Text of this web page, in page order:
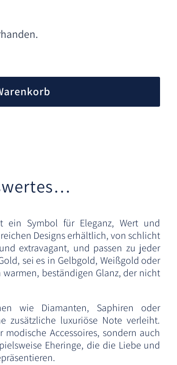
ein Symbol für Eleganz, Wert und
Designs erhältlich, von schlicht
extravagant, und passen zu jeder
sei es in Gelbgold, Weißgold oder
beständigen Glanz, der nicht
wie Diamanten, Saphiren oder
zusätzliche luxuriöse Note verleiht.
Accessoires, sondern auch
Eheringe, die die Liebe und